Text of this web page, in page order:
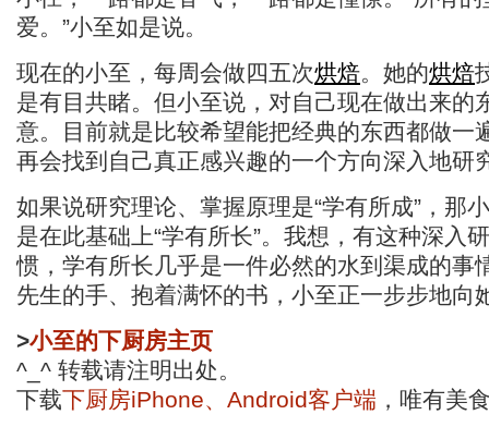
爱。”小至如是说。
现在的小至，每周会做四五次烘焙。她的烘焙
是有目共睹。但小至说，对自己现在做出来的
意。目前就是比较希望能把经典的东西都做一
再会找到自己真正感兴趣的一个方向深入地研
如果说研究理论、掌握原理是“学有所成”，那
是在此基础上“学有所长”。我想，有这种深入
惯，学有所长几乎是一件必然的水到渠成的事
先生的手、抱着满怀的书，小至正一步步地向
>小至的下厨房主页
^_^ 转载请注明出处。
下载下厨房iPhone、Android客户端 ，唯有美